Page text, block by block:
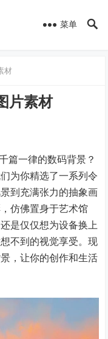
菜单
材
片素材
篇一律的数码背景？
为你精选了一系列令
到充满张力的抽象画
仿佛置身于艺术馆
是仅仅想为设备换上
不到的视觉享受。现
，让你的创作和生活